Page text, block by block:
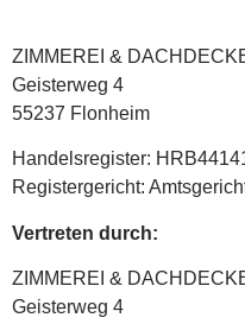
ZIMMEREI &
Geisterweg 4
55237 Flonheim
Handelsregister:
Registergericht:
Vertreten durch:
ZIMMEREI &
Geisterweg 4